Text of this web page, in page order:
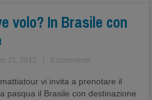
volo? In Brasile con
21, 2012 0 comments
vi invita a prenotare il
pasqua il Brasile con destinazione